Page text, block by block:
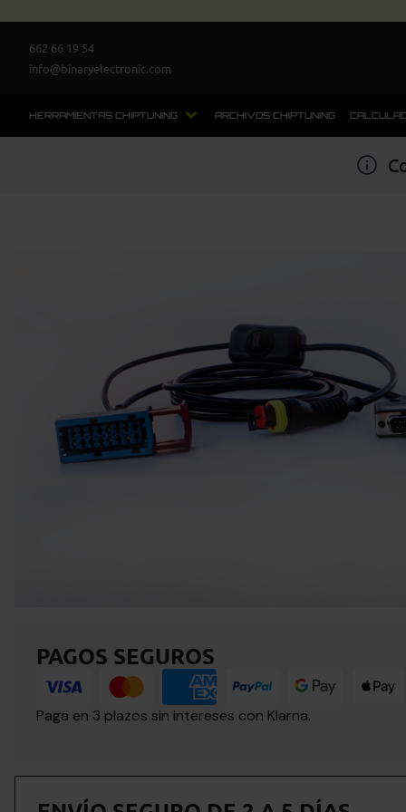
662 66 19 54
info@binaryelectronic.com
HERRAMIENTAS CHIPTUNING ARCHIVOS CHIPTUNING
PAGOS SEGUROS
Paga en 3 plazos sin intereses con Klarna.